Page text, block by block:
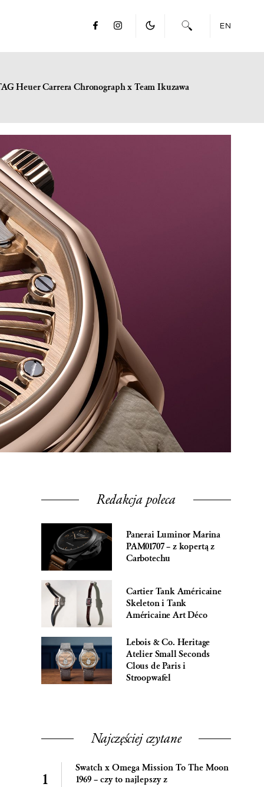
EN
Heuer Carrera Chronograph x Team Ikuzawa
Redakcja poleca
Panerai Luminor Marina
PAM01707 – z kopertą z
Carbotechu
Cartier Tank Américaine
Skeleton i Tank
Américaine Art Déco
Lebois & Co. Heritage
Atelier Small Seconds
Clous de Paris i
Stroopwafel
Najczęściej czytane
Swatch x Omega Mission To The Moon
1969 – czy to najlepszy z